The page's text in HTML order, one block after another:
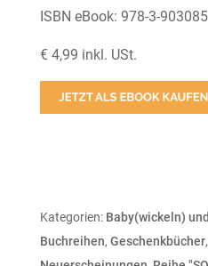
ISBN eBook: 978-3-
€ 4,99 inkl. USt.
Kategorien: Baby(wickeln)
Buchreihen, Geschenkbücher,